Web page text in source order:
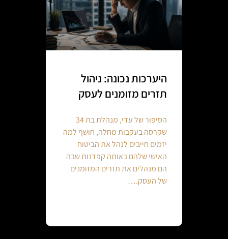
היערכות נכונה: ניהול
תזרים מזומנים לעסק
הסיפור של עדי, מנהלת בת 34
שקרסה בעקבות מחלה, חושף למה
יזמים חייבים לנהל את הביטוח
האישי שלהם באותה קפדנות שבה
הם מנהלים את תזרים המזומנים
של העסק.…